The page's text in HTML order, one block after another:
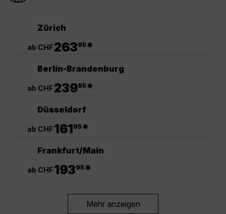
Zürich
ab CHF26395*
Berlin-Brandenburg
ab CHF23995*
Düsseldorf
ab CHF16195*
Frankfurt/Main
ab CHF19395*
Mehr anzeigen